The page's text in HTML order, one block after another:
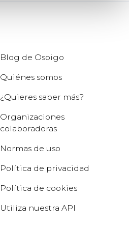
Blog de Osoigo
Quiénes somos
¿Quieres saber más?
Organizaciones
colaboradoras
Normas de uso
Política de privacidad
Política de cookies
Utiliza nuestra API